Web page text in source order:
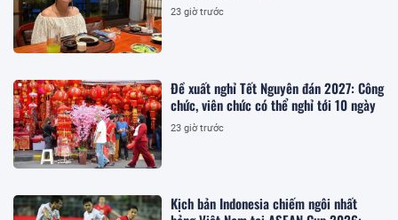
23 giờ trước
Đề xuất nghỉ Tết Nguyên đán 2027: Công
chức, viên chức có thể nghỉ tới 10 ngày
23 giờ trước
Kịch bản Indonesia chiếm ngôi nhất